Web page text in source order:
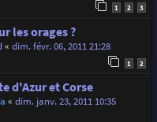
1 2 3
les orages ?
« dim. févr. 06, 2011 21:28
1 2
d'Azur et Corse
« dim. janv. 23, 2011 10:35